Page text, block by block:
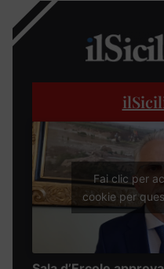
Fai clic per
cookie per